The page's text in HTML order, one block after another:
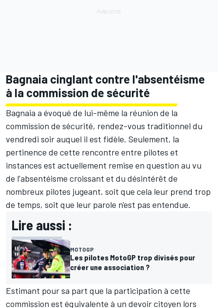
Bagnaia cinglant contre l'absentéisme
à la commission de sécurité
Bagnaia a évoqué de lui-même la réunion de la
commission de sécurité, rendez-vous traditionnel du
vendredi soir auquel il est fidèle. Seulement, la
pertinence de cette rencontre entre pilotes et
instances est actuellement remise en question au vu
de l'absentéisme croissant et du désintérêt de
nombreux pilotes jugeant, soit que cela leur prend trop
de temps, soit que leur parole n'est pas entendue.
Lire aussi :
MOTOGP
Les pilotes MotoGP trop divisés pour
créer une association ?
Estimant pour sa part que la participation à cette
commission est équivalente à un devoir citoyen lors